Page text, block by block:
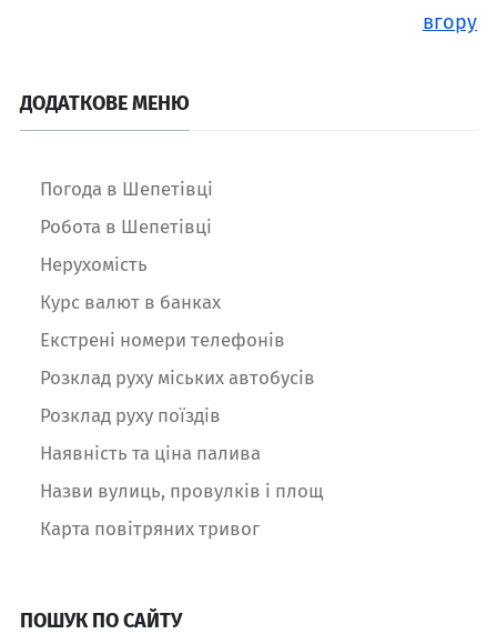
вгору
ДОДАТКОВЕ МЕНЮ
Погода в Шепетівці
Робота в Шепетівці
Нерухомість
Курс валют в банках
Екстрені номери телефонів
Розклад руху міських автобусів
Розклад руху поїздів
Наявність та ціна палива
Назви вулиць, провулків і площ
Карта повітряних тривог
ПОШУК ПО САЙТУ